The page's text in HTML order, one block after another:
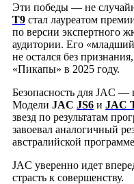
Эти победы — не
T9 стал лауреатом
по версии экспертного
аудитории. Его
не остался без
«Пикапы» в 2025 году.
Безопасность для JAC —
Модели JAC JS6 и JAC
звезд по результатам
завоевал аналогичный
австралийской
JAC уверенно идет
страсть к совершенству.